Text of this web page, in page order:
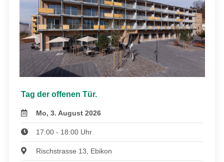
Tag der offenen Tür.
Mo, 3. August 2026
17:00 - 18:00 Uhr
Rischstrasse 13, Ebikon